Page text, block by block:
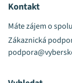
Kontakt
Máte zájem o
Zákaznická